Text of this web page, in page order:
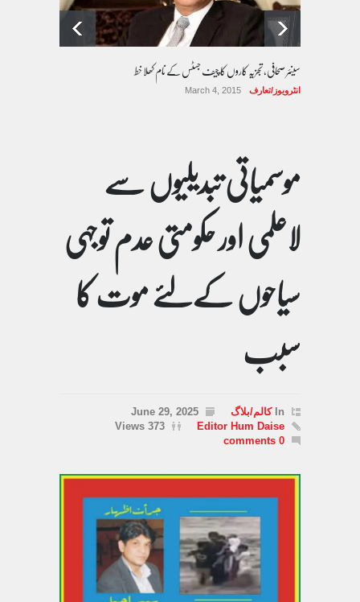
سینئر صحافی، تجزیہ کاروں کا چیف جسٹس کے نام کھلا خط
انٹرویوز/تعارف March 4, 2015
موسمیاتی تبدیلیوں سے
لاعلمی اور حکومتی عدم توجہی
سیاحوں کےلئے موت کا
سبب
In کالم/بلاگ
June 29, 2025
Editor Hum Daise
373 Views
0 comments